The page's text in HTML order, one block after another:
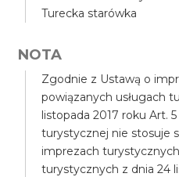
Turecka starówka
NOTA
Zgodnie z Ustawą o
powiązanych usługach
listopada 2017 roku Art.
turystycznej nie stosuje
imprezach
turystycznych z dnia 24